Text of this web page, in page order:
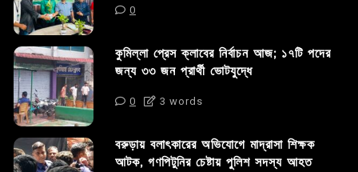
0
কুমিল্লা প্রেস ক্লাবের নির্বাচন আজ; ১৭টি পদের
জন্য ৩৩ জন প্রার্থী ভোটযুদ্ধে
0 3 words
বরুড়ায় বলাৎকারের অভিযোগে মাদ্রাসা শিক্ষক
আটক, গণপিটুনির চেষ্টায় পুলিশ সদস্য আহত